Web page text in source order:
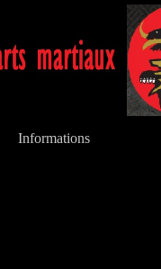
Informations